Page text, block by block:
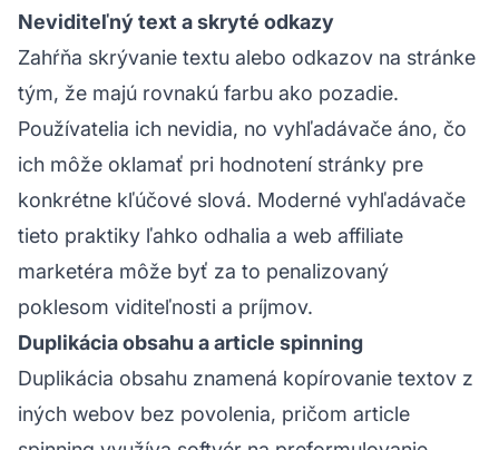
Neviditeľný text a skryté odkazy
Zahŕňa skrývanie textu alebo odkazov na stránke
tým, že majú rovnakú farbu ako pozadie.
Používatelia ich nevidia, no vyhľadávače áno, čo
ich môže oklamať pri hodnotení stránky pre
konkrétne kľúčové slová. Moderné vyhľadávače
tieto praktiky ľahko odhalia a web affiliate
marketéra môže byť za to penalizovaný
poklesom viditeľnosti a príjmov.
Duplikácia obsahu a article spinning
Duplikácia obsahu znamená kopírovanie textov z
iných webov bez povolenia, pričom article